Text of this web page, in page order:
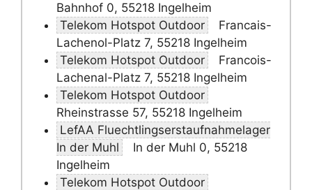
Bahnhof 0, 55218 Ingelheim
Telekom Hotspot Outdoor
Francais-
Lachenol-Platz 7, 55218 Ingelheim
Telekom Hotspot Outdoor
Francois-
Lachenal-Platz 7, 55218 Ingelheim
Telekom Hotspot Outdoor
Rheinstrasse 57, 55218 Ingelheim
LefAA Fluechtlingserstaufnahmelager
In der Muhl
In der Muhl 0, 55218
Ingelheim
Telekom Hotspot Outdoor